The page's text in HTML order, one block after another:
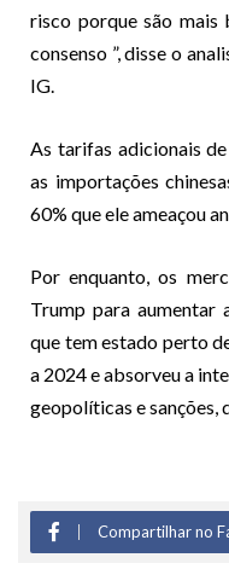
risco porque são mais
consenso ”, disse o
IG.
As tarifas adicionais
as importações
60% que ele ameaçou
Por enquanto, os
Trump para aumentar
que tem estado perto
a 2024 e absorveu a
geopolíticas e sanções,
Compartilhar no